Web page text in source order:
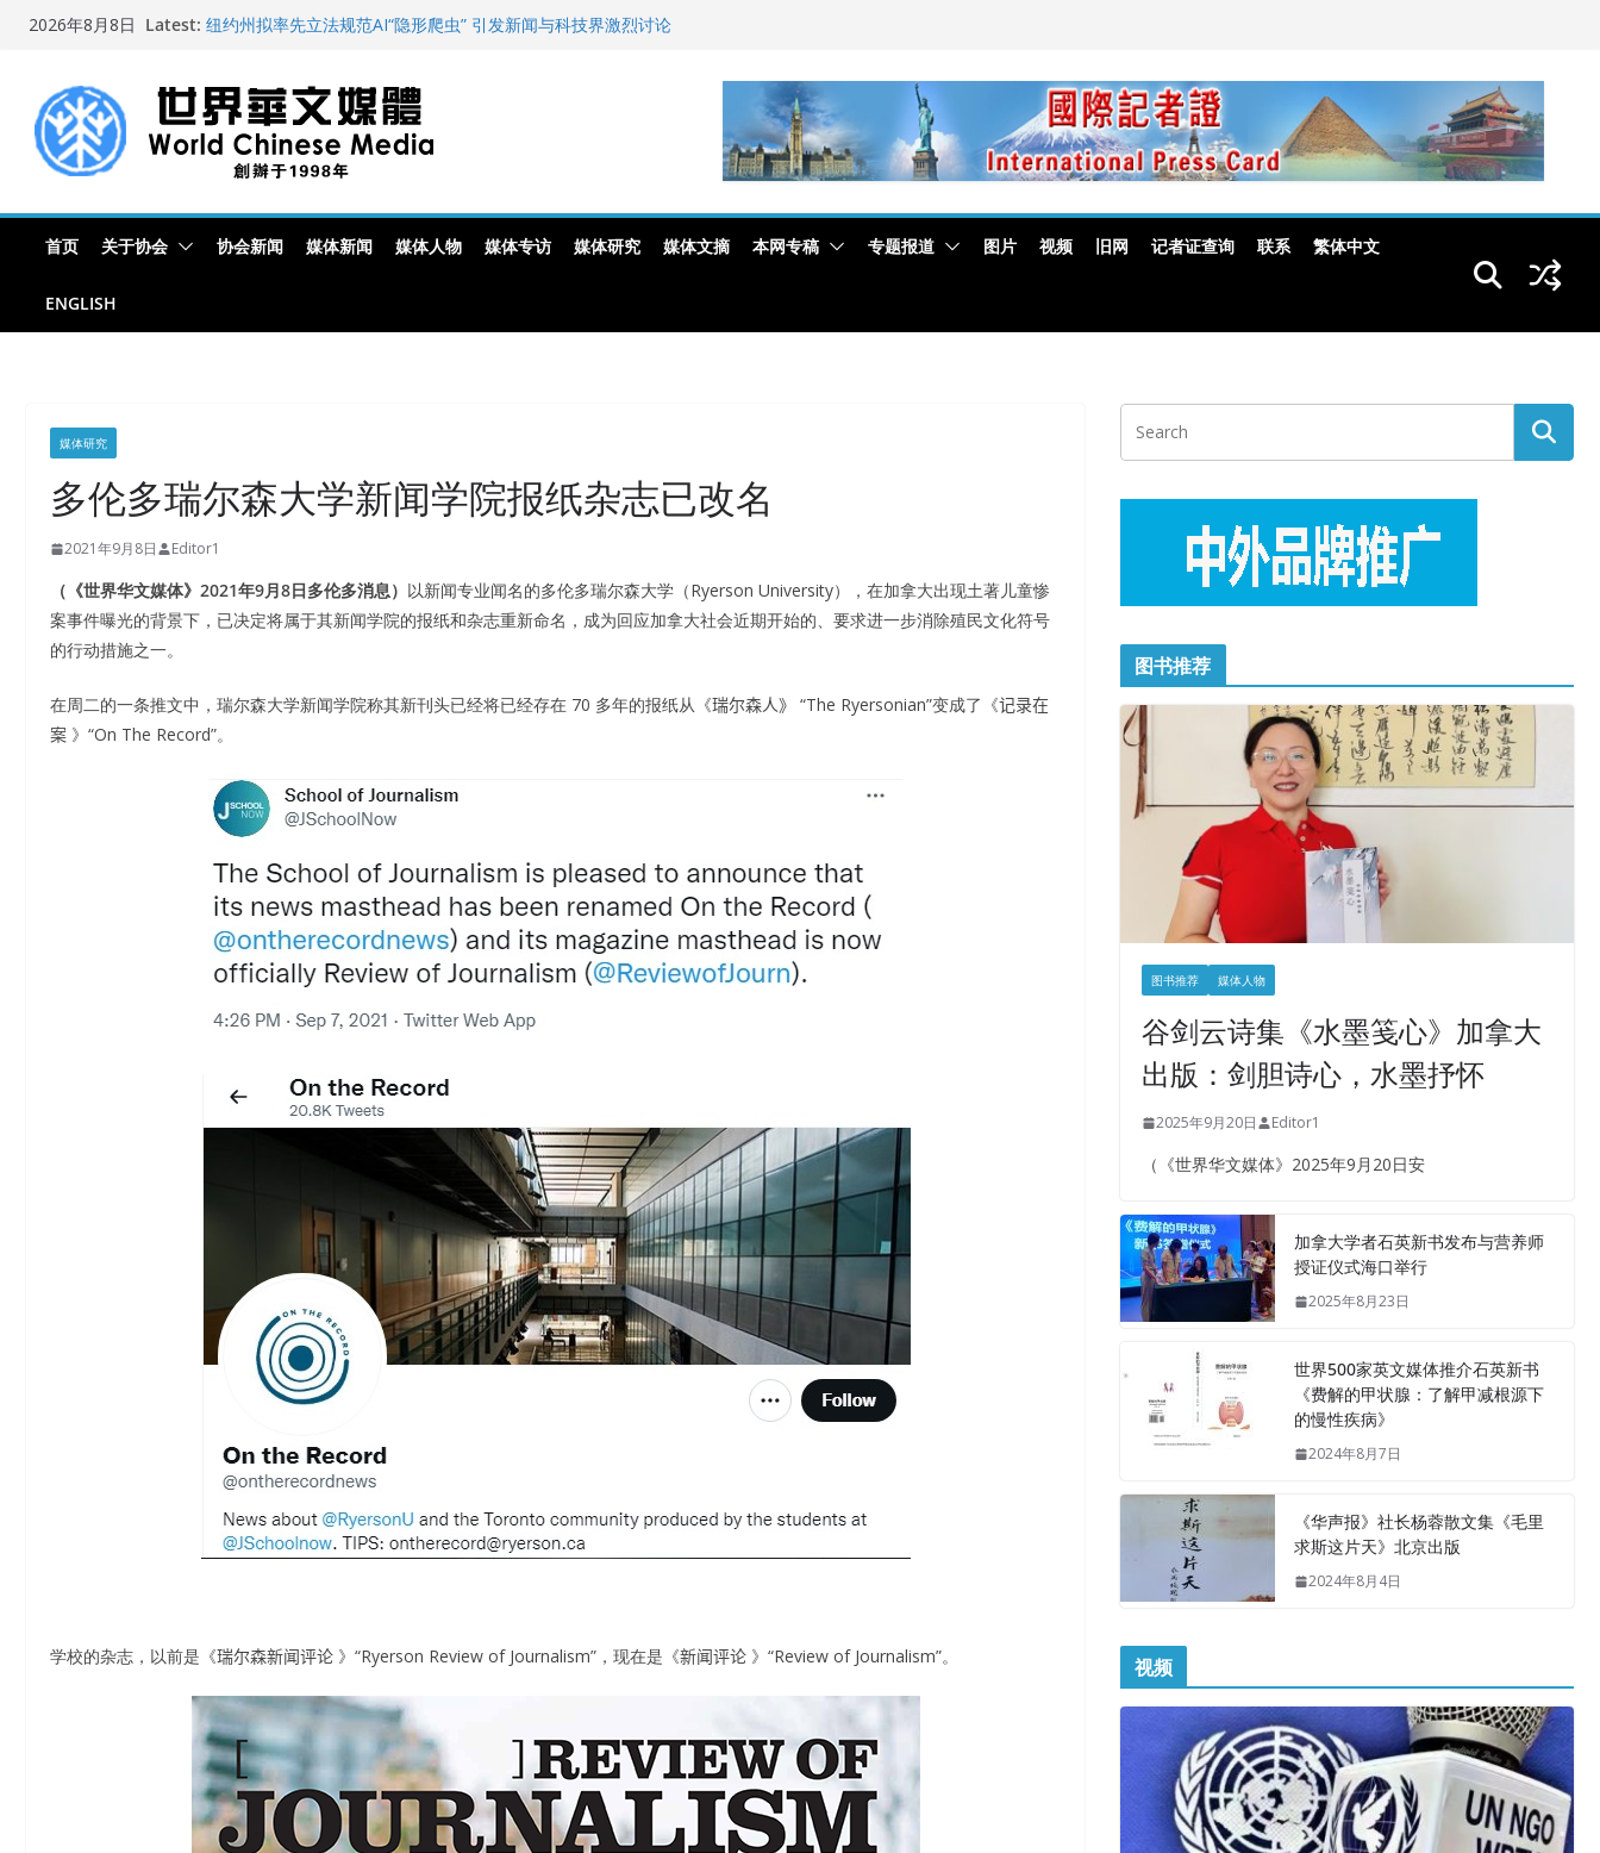
Skip
content
2026年8月8日 Latest: 纽约州拟率先立法规范AI“隐形爬虫” 引发新闻与科技界激烈讨论
从一杯沉香叶茶到一缕海南天香：加拿大茶艺师邓岚月海南沉香
文化考察纪行
全球新闻业正面临“代际脱钩”
首页 关于协会 协会新闻 媒体新闻 媒体人物 媒体专访 媒体研究 媒体文摘 本网专稿 专题报道 图片 视频 旧网 记者证查询 联系 繁体中文
ENGLISH
媒体研究
多伦多瑞尔森大学新闻学院报纸杂志已改名
2021年9月8日 Editor1
（《世界华文媒体》2021年9月8日多伦多消息） 以新闻专业闻名的多伦多瑞尔森大学（Ryerson University），在加拿大出现土著儿童惨
案事件曝光的背景下，已决定将属于其新闻学院的报纸和杂志重新命名，成为回应加拿大社会近期开始的、要求进一步消除殖民文化符号
的行动措施之一。
在周二的一条推文中，瑞尔森大学新闻学院称其新刊头已经将已经存在 70 多年的报纸从《瑞尔森人》 “The Ryersonian”变成了《记录在
案 》“On The Record”。
学校的杂志，以前是《瑞尔森新闻评论 》“Ryerson Review of Journalism”，现在是《新闻评论 》“Review of Journalism”。
图书推荐
图书推荐 媒体人物
谷剑云诗集《水墨笺心》加拿大
出版：剑胆诗心，水墨抒怀
2025年9月20日 Editor1
（《世界华文媒体》2025年9月20日安
加拿大学者石英新书发布与营养师
授证仪式海口举行
2025年8月23日
世界500家英文媒体推介石英新书
《费解的甲状腺：了解甲减根源下
的慢性疾病》
2024年8月7日
《华声报》社长杨蓉散文集《毛里
求斯这片天》北京出版
2024年8月4日
视频